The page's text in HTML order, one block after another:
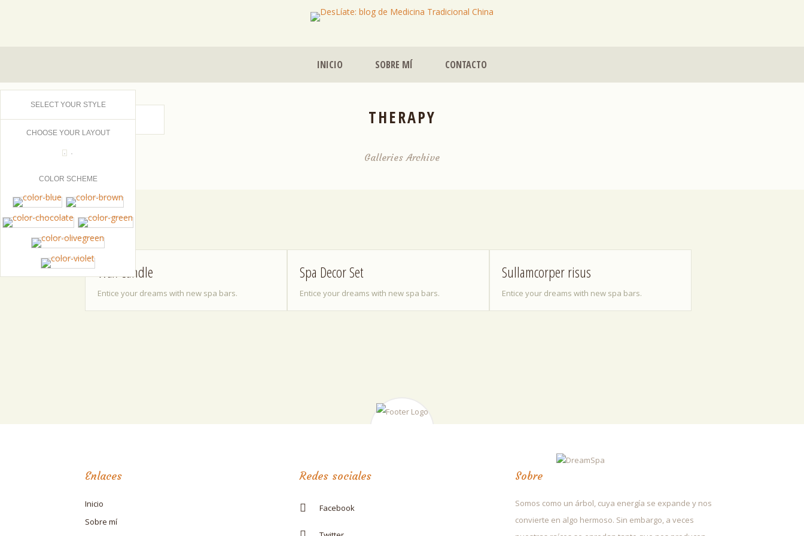
SELECT YOUR STYLE
CHOOSE YOUR LAYOUT
COLOR SCHEME
INICIO SOBRE MÍ CONTACTO
THERAPY
Galleries Archive
Wax Candle
Entice your dreams with new spa bars.
Spa Decor Set
Entice your dreams with new spa bars.
Sullamcorper risus
Entice your dreams with new spa bars.
Enlaces
Inicio
Sobre mí
Redes sociales
Facebook
Sobre
Somos como un árbol, cuya energía se expande y nos
convierte en algo hermoso. Sin embargo, a veces